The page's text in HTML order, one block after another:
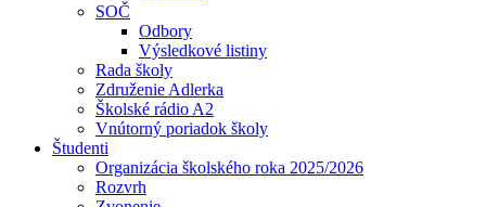
SOČ
Odbory
Výsledkové listiny
Rada školy
Združenie Adlerka
Školské rádio A2
Vnútorný poriadok školy
Študenti
Organizácia školského roka 2025/2026
Rozvrh